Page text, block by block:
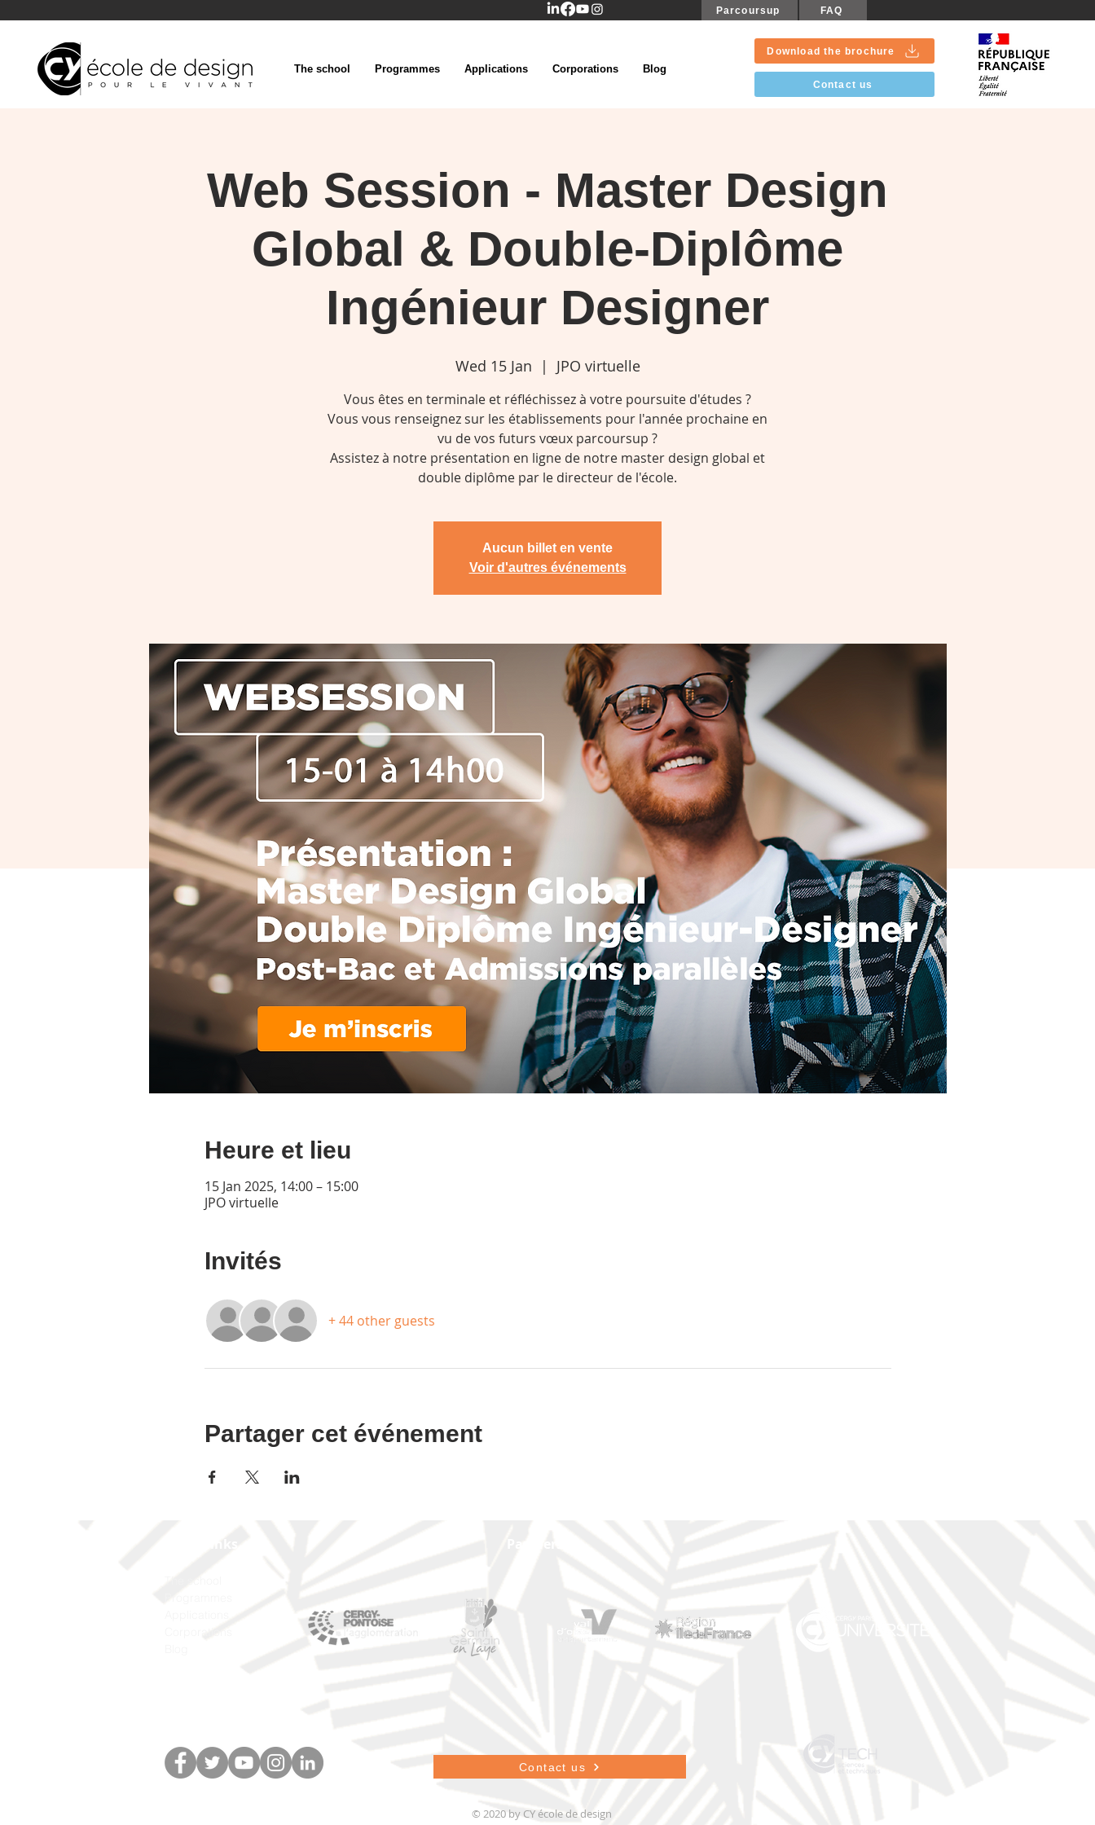
Parcoursup FAQ
The school Programmes Applications Corporations Blog
Download the brochure
Contact us
Web Session - Master Design
Global & Double-Diplôme
Ingénieur Designer
Wed 15 Jan
  |
JPO virtuelle
Vous êtes en terminale et réfléchissez à votre poursuite d'études ?
Vous vous renseignez sur les établissements pour l'année prochaine en
vu de vos futurs vœux parcoursup ?
Assistez à notre présentation en ligne de notre master design global et
double diplôme par le directeur de l'école.
Aucun billet en vente
Voir d'autres événements
Heure et lieu
15 Jan 2025, 14:00 – 15:00
JPO virtuelle
Invités
+ 44 other guests
Partager cet événement
Contact us
© 2020 by CY école de design